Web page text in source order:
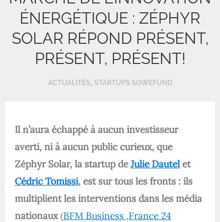
ÉNERGÉTIQUE : ZÉPHYR
SOLAR RÉPOND PRÉSENT,
PRÉSENT, PRÉSENT!
ACTUALITÉS, STARTUPS SOWEFUND
Il n’aura échappé à aucun investisseur
averti, ni à aucun public curieux, que
Zéphyr Solar, la startup deJulie Dautelet
Cédric Tomissi, est sur tous les fronts : ils
multiplient les interventions dans les média
nationaux(BFM Business ,France 24